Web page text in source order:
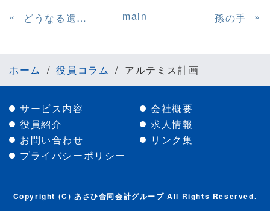
« どうなる遺産の行方 ～紀州のドン・ファン事件から～ main 孫の手 »
ホーム 役員コラム アルテミス計画
サービス内容
会社概要
役員紹介
求人情報
お問い合わせ
リンク集
プライバシーポリシー
Copyright (C) あさひ合同会計グループ All Rights Reserved.